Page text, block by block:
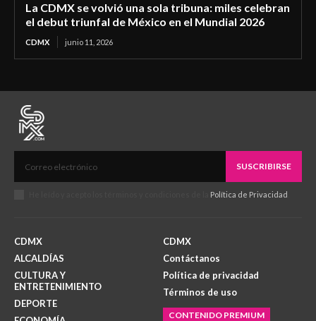
La CDMX se volvió una sola tribuna: miles celebran
el debut triunfal de México en el Mundial 2026
CDMX junio 11, 2026
SUSCRIBIRSE
Política de Privacidad
CDMX
ALCALDÍAS
CULTURA Y
ENTRETENIMIENTO
DEPORTE
CDMX
Contáctanos
Política de privacidad
Términos de uso
CONTENIDO PREMIUM